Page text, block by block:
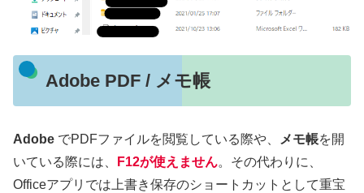
Adobe PDF / メモ帳
Adobe でPDFファイルを閲覧している際や、 メモ帳を開
いている際には、
F12が使えません。その代わりに、
Officeアプリでは上書き保存のショートカットとして重宝